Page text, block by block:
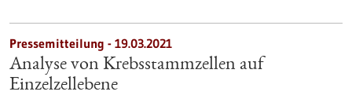
Pressemitteilung - 19.03.2021
Analyse von Krebsstammzellen auf
Einzelzellebene